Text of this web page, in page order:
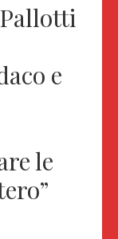
e
le